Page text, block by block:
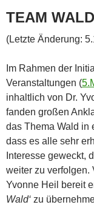
TEAM
(Letzte Änderung:
Im Rahmen der
Veranstaltungen (
inhaltlich von Dr.
fanden großen
das Thema Wald in
dass es alle sehr
Interesse geweckt,
weiter zu verfolgen.
Yvonne Heil bereit
Wald‘ zu